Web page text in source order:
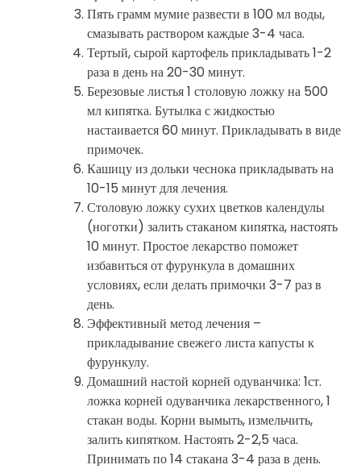
Пять грамм мумие развести в 100 мл воды,
смазывать раствором каждые 3-4 часа.
Тертый, сырой картофель прикладывать 1-2
раза в день на 20-30 минут.
Березовые листья 1 столовую ложку на 500
мл кипятка. Бутылка с жидкостью
настаивается 60 минут. Прикладывать в виде
примочек.
Кашицу из дольки чеснока прикладывать на
10-15 минут для лечения.
Столовую ложку сухих цветков календулы
(ноготки) залить стаканом кипятка, настоять
10 минут. Простое лекарство поможет
избавиться от фурункула в домашних
условиях, если делать примочки 3-7 раз в
день.
Эффективный метод лечения –
прикладывание свежего листа капусты к
фурункулу.
Домашний настой корней одуванчика: 1ст.
ложка корней одуванчика лекарственного, 1
стакан воды. Корни вымыть, измельчить,
залить кипятком. Настоять 2-2,5 часа.
Принимать по 14 стакана 3-4 раза в день.